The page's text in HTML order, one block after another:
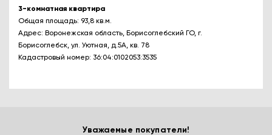
3-комнатная квартира
Общая площадь: 93,8 кв.м.
Адрес: Воронежская область, Борисоглебский ГО, г.
Борисоглебск, ул. Уютная, д.5А, кв. 78
Кадастровый номер: 36:04:0102053:3535
Уважаемые покупатели!